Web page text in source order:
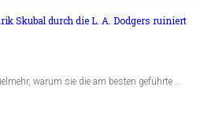
Skubal durch die L. A. Dodgers ruiniert
warum sie die am besten geführte …